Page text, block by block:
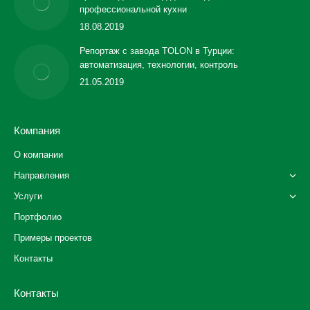
профессиональной кухни
18.08.2019
Репортаж с завода TOLON в Турции:
автоматизация, технологии, контроль
21.05.2019
Компания
О компании
Направления
Услуги
Портфолио
Примеры проектов
Контакты
Контакты